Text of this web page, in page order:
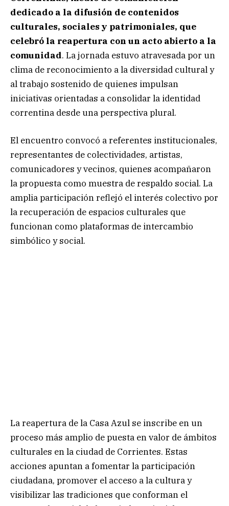
dedicado a la difusión de contenidos
culturales, sociales y patrimoniales, que
celebró la reapertura con un acto abierto a la
comunidad. La jornada estuvo atravesada por un
clima de reconocimiento a la diversidad cultural y
al trabajo sostenido de quienes impulsan
iniciativas orientadas a consolidar la identidad
correntina desde una perspectiva plural.
El encuentro convocó a referentes institucionales,
representantes de colectividades, artistas,
comunicadores y vecinos, quienes acompañaron
la propuesta como muestra de respaldo social. La
amplia participación reflejó el interés colectivo por
la recuperación de espacios culturales que
funcionan como plataformas de intercambio
simbólico y social.
La reapertura de la Casa Azul se inscribe en un
proceso más amplio de puesta en valor de ámbitos
culturales en la ciudad de Corrientes. Estas
acciones apuntan a fomentar la participación
ciudadana, promover el acceso a la cultura y
visibilizar las tradiciones que conforman el